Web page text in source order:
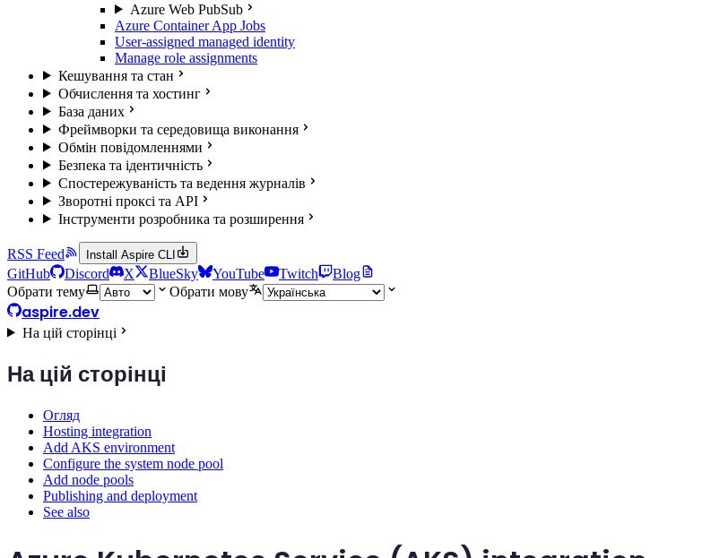
Azure Web PubSub
Azure Container App Jobs
User-assigned managed identity
Manage role assignments
Кешування та стан
Обчислення та хостинг
База даних
Фреймворки та середовища виконання
Обмін повідомленнями
Безпека та ідентичність
Спостережуваність та ведення журналів
Зворотні проксі та API
Інструменти розробника та розширення
RSS Feed Install Aspire CLI
GitHub Discord X BlueSky YouTube Twitch
Blog
Обрати тему
Обрати мову
aspire.dev
На цій сторінці
На цій сторінці
Огляд
Hosting integration
Add AKS environment
Configure the system node pool
Add node pools
Publishing and deployment
See also